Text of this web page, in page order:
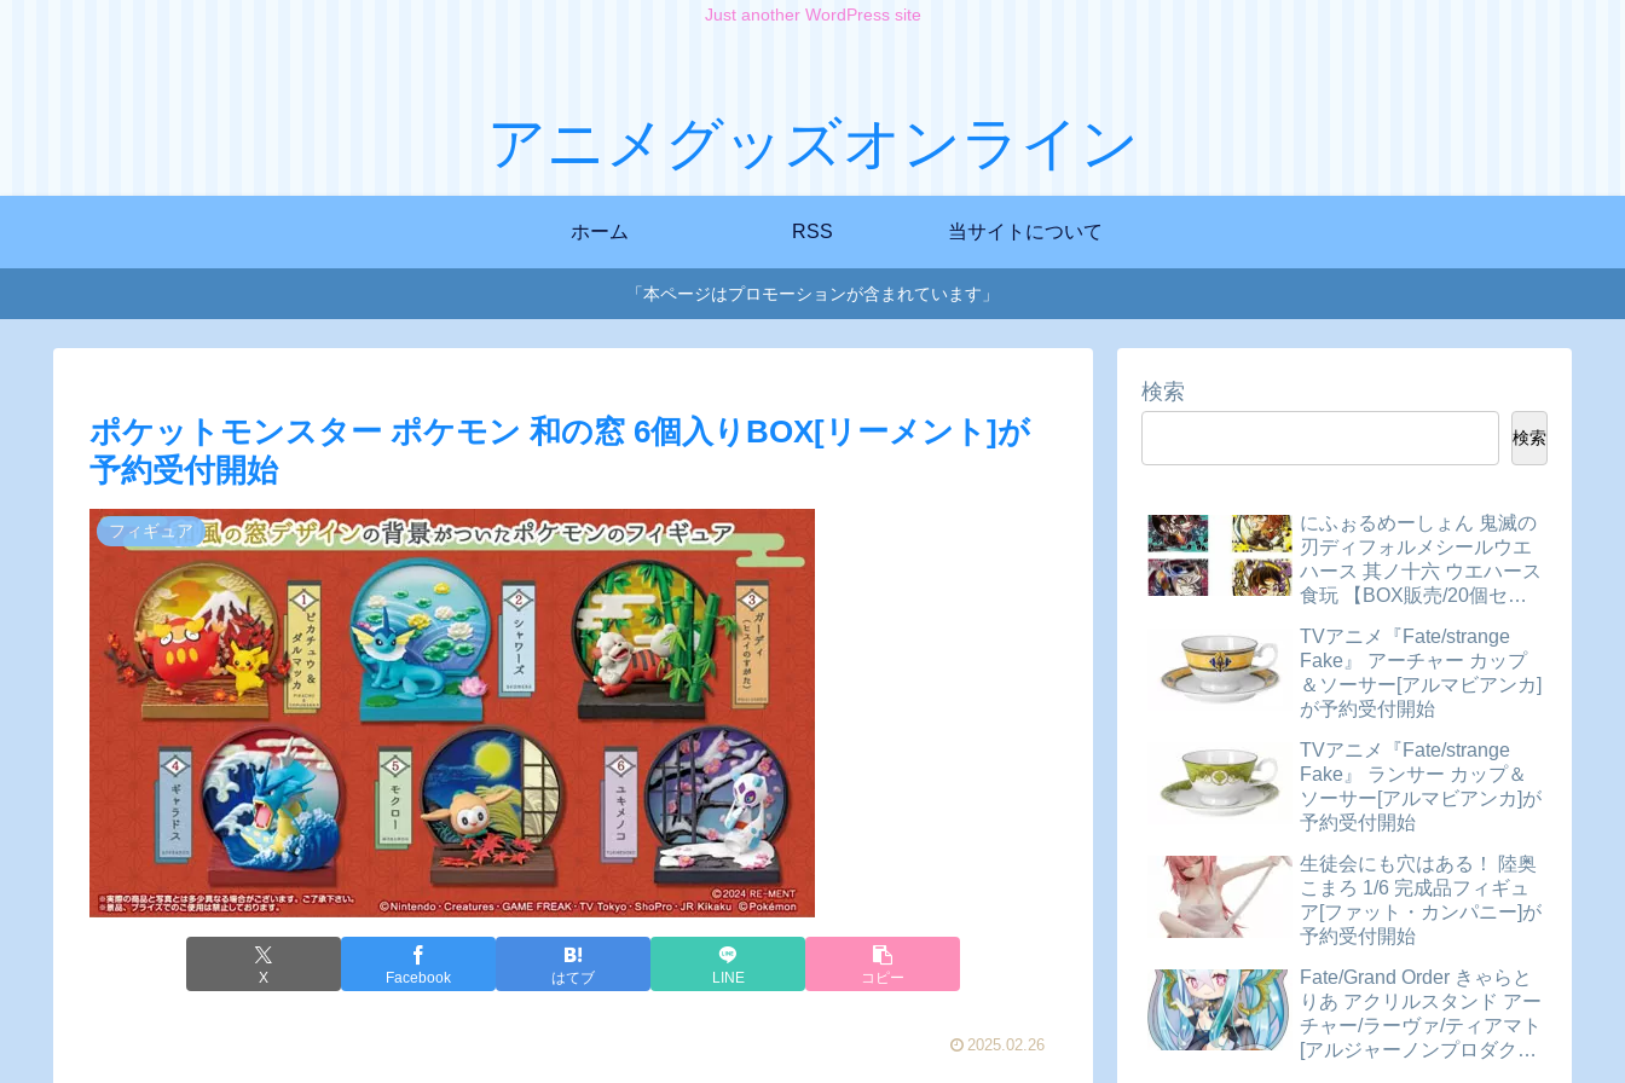
Just another WordPress site
アニメグッズオンライン
ホーム RSS 当サイトについて
「本ページはプロモーションが含まれています」
ポケットモンスター ポケモン 和の窓 6個入りBOX[リーメント]が
予約受付開始
フィギュア
X Facebook はてブ LINE コピー
2025.02.26
検索
検索
にふぉるめーしょん 鬼滅の
刃ディフォルメシールウエ
ハース 其ノ十六 ウエハース
食玩 【BOX販売/20個セッ
TVアニメ『Fate/strange
Fake』 アーチャー カップ
＆ソーサー[アルマビアンカ]
が予約受付開始
TVアニメ『Fate/strange
Fake』 ランサー カップ＆
ソーサー[アルマビアンカ]が
予約受付開始
生徒会にも穴はある！ 陸奥
こまろ 1/6 完成品フィギュ
ア[ファット・カンパニー]が
予約受付開始
Fate/Grand Order きゃらと
りあ アクリルスタンド アー
チャー/ラーヴァ/ティアマト
[アルジャーノンプロダクト]